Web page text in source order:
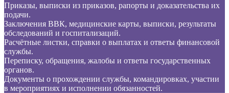
Приказы, выписки из приказов, рапорты и доказательства их
подачи.
Заключения ВВК, медицинские карты, выписки, результаты
обследований и госпитализаций.
Расчётные листки, справки о выплатах и ответы финансовой
службы.
Переписку, обращения, жалобы и ответы государственных
органов.
Документы о прохождении службы, командировках, участии
в мероприятиях и исполнении обязанностей.